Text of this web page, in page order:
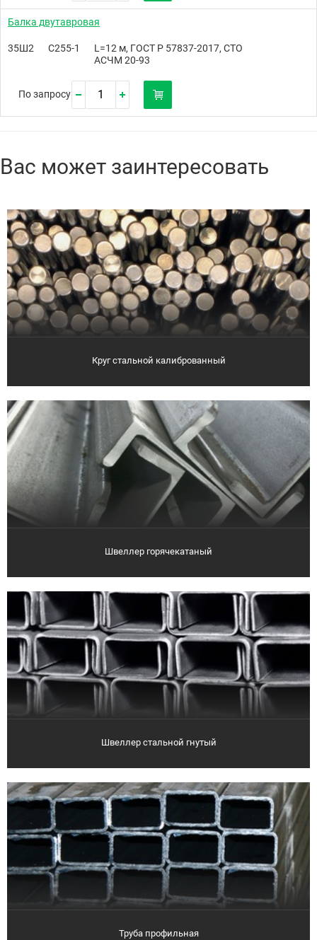
Балка двутавровая
35Ш2 С255-1
L=12 м, ГОСТ Р 57837-2017, СТО
АСЧМ 20-93
По запросу
Вас может заинтересовать
Круг стальной калиброванный
Швеллер горячекатаный
Швеллер стальной гнутый
Труба профильная